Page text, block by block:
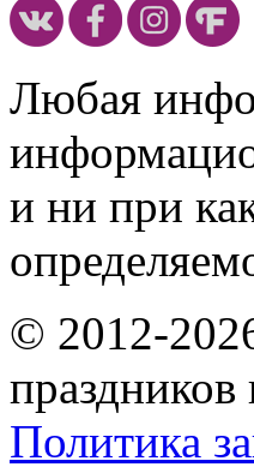
Любая
и ни при
© 2012-
праздников
Политика